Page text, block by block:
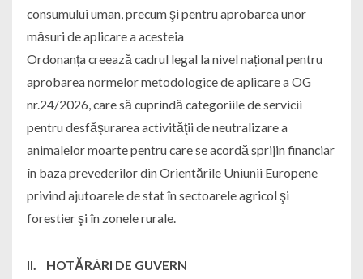
consumului uman, precum şi pentru aprobarea unor
măsuri de aplicare a acesteia
Ordonanța creează cadrul legal la nivel național pentru
aprobarea normelor metodologice de aplicare a OG
nr.24/2026, care să cuprindă categoriile de servicii
pentru desfăşurarea activităţii de neutralizare a
animalelor moarte pentru care se acordă sprijin financiar
în baza prevederilor din Orientările Uniunii Europene
privind ajutoarele de stat în sectoarele agricol şi
forestier şi în zonele rurale.
II. HOTĂRÂRI DE GUVERN